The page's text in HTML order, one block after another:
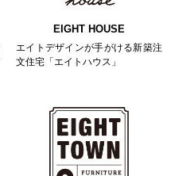
EIGHT HOUSE
エイトデザインが手がける新築注
文住宅「エイトハウス」